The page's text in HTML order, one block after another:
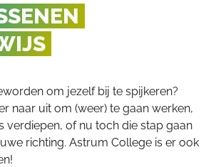
om jezelf bij te spijkeren?
naar uit om (weer) te gaan werken,
verdiepen, of nu toch die stap gaan
richting. Astrum College is er ook